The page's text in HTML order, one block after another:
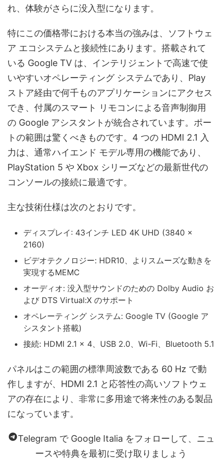
れ、体験がさらに没入型になります。
特にこの価格帯における本当の強みは、ソフトウェ
ア エコシステムと接続性にあります。搭載されて
いる Google TV は、インテリジェントで高速で使
いやすいオペレーティング システムであり、Play
ストア経由で何千ものアプリケーションにアクセス
でき、付属のスマート リモコンによる音声制御用
の Google アシスタントが統合されています。ポー
トの範囲は驚くべきものです。4 つの HDMI 2.1 入
力は、通常ハイエンド モデル専用の機能であり、
PlayStation 5 や Xbox シリーズなどの最新世代の
コンソールの接続に最適です。
主な技術仕様は次のとおりです。
ディスプレイ: 43インチ LED 4K UHD (3840 x
2160)
ビデオテクノロジー: HDR10、よりスムーズな動きを
実現するMEMC
オーディオ: 没入型サウンドのための Dolby Audio お
よび DTS Virtual:X のサポート
オペレーティング システム: Google TV (Google ア
シスタント搭載)
接続: HDMI 2.1 x 4、USB 2.0、Wi-Fi、Bluetooth 5.1
パネルはこの範囲の標準周波数である 60 Hz で動
作しますが、HDMI 2.1 と応答性の高いソフトウェ
アの存在により、非常に多用途で将来性のある製品
になっています。
Telegram で Google Italia をフォローして、ニュ
ースや特典を最初に受け取りましょう